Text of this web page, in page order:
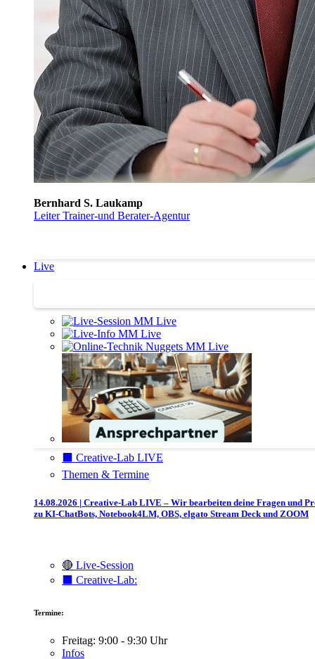
Bernhard S. Laukamp
Leiter Trainer-und Berater-Agentur
Live
⬛️ Creative-Lab LIVE
Themen & Termine
14.08.2026 | Creative-Lab LIVE – Wir bearbeiten deine Fragen und
zu KI-ChatBots, Notebook4LM, OBS, elgato Stream Deck und ZOOM
🔴 Live-Session
⬛️ Creative-Lab:
Termine:
Freitag: 9:00 - 9:30 Uhr
Infos